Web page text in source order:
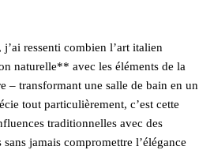
ressenti combien l’art italien
naturelle** avec les éléments de la
– transformant une salle de bain en un
tout particulièrement, c’est cette
traditionnelles avec des
jamais compromettre l’élégance